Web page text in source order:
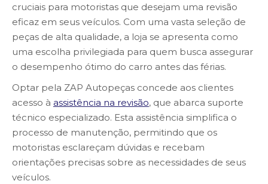
cruciais para motoristas que desejam uma revisão
eficaz em seus veículos. Com uma vasta seleção de
peças de alta qualidade, a loja se apresenta como
uma escolha privilegiada para quem busca assegurar
o desempenho ótimo do carro antes das férias.
Optar pela ZAP Autopeças concede aos clientes
acesso à assistência na revisão, que abarca suporte
técnico especializado. Esta assistência simplifica o
processo de manutenção, permitindo que os
motoristas esclareçam dúvidas e recebam
orientações precisas sobre as necessidades de seus
veículos.